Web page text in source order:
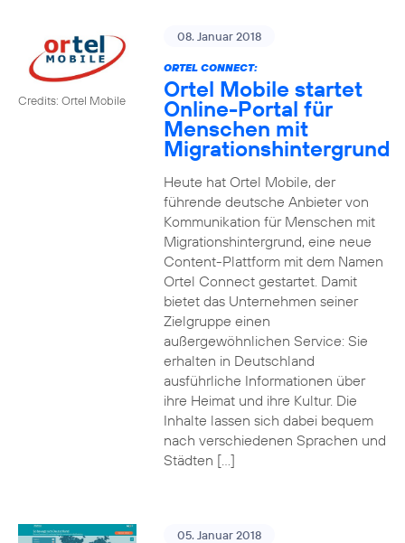
Credits: Ortel Mobile
08. Januar 2018
ORTEL CONNECT:
Ortel Mobile startet
Online-Portal für
Menschen mit
Migrationshintergrund
Heute hat Ortel Mobile, der
führende deutsche Anbieter von
Kommunikation für Menschen mit
Migrationshintergrund, eine neue
Content-Plattform mit dem Namen
Ortel Connect gestartet. Damit
bietet das Unternehmen seiner
Zielgruppe einen
außergewöhnlichen Service: Sie
erhalten in Deutschland
ausführliche Informationen über
ihre Heimat und ihre Kultur. Die
Inhalte lassen sich dabei bequem
nach verschiedenen Sprachen und
Städten […]
05. Januar 2018